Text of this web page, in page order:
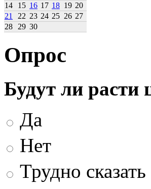
14
15 16 17 18 19 20
21
22 23 24 25 26 27
28
29 30
Опрос
Будут ли
Да
Нет
Трудно сказать